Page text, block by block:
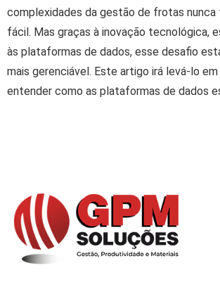
complexidades da gestão de frotas
fácil. Mas graças à inovação tecnológica,
às plataformas de dados, esse desafio
mais gerenciável. Este artigo irá levá-lo em
entender como as plataformas de dados